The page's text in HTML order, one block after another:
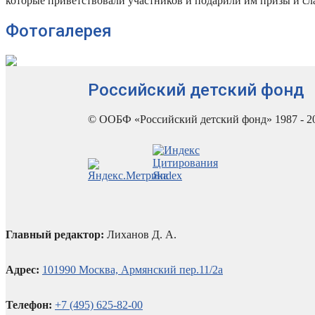
Фотогалерея
Российский детский фонд
© ООБФ «Российский детский фонд» 1987 -
Главный редактор: Лиханов Д. А.
Адрес: 101990 Москва, Армянский пер.11/2а
Телефон: +7 (495) 625-82-00